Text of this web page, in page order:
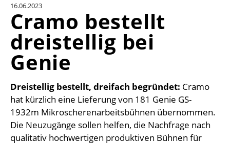
EINHEITENKONVERTER
KONTAKT
16.06.2023
Cramo bestellt
dreistellig bei
Genie
Dreistellig bestellt, dreifach begründet: Cramo
hat kürzlich eine Lieferung von 181 Genie GS-
1932m Mikroscherenarbeitsbühnen übernommen.
Die Neuzugänge sollen helfen, die Nachfrage nach
qualitativ hochwertigen produktiven Bühnen für